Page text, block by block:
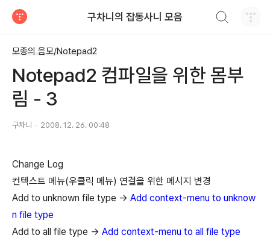
구차니의 잡동사니 모음
모종의 음모/Notepad2
Notepad2 컴파일을 위한 몸부
림 - 3
구차니 2008. 12. 26. 00:48
Change Log
컨텍스트 메뉴(우클릭 메뉴) 연결을 위한 메시지 변경
Add to unknown file type -> Add context-menu to unknow
n file type
Add to all file type -> Add context-menu to all file type